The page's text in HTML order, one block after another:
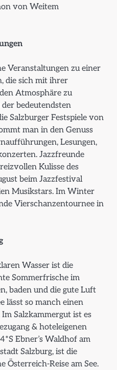
von Weitem
Veranstaltungen zu einer
die sich mit ihrer
Atmosphäre zu
bedeutendsten
Salzburger Festspiele von
man in den Genuss
Lesungen,
Jazzfreunde
Kulisse des
beim Jazzfestival
Musikstars. Im Winter
Vierschanzentournee in
Wasser ist die
Sommerfrische im
baden und die gute Luft
lässt so manch einen
Salzkammergut ist es
& hoteleigenen
Ebner’s Waldhof am
Salzburg, ist die
Reise am See.